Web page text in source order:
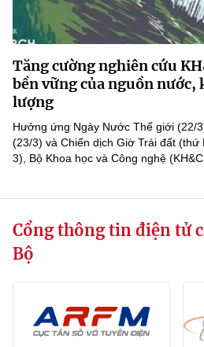
Tăng cường nghiên cứu
bền vững của nguồn nước,
lượng
Hưởng ứng Ngày Nước Thế giới (22/
(23/3) và Chiến dịch Giờ Trái đất (thứ
3), Bộ Khoa học và Công nghệ
Cổng thông tin điện tử
Bộ